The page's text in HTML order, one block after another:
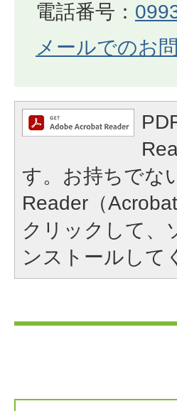
電話番号：
メールでのお
す。お持ちでな
Reader（
クリックして、
ンストールして